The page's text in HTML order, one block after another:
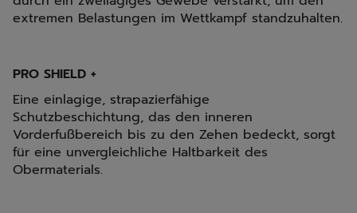
extremen Belastungen im Wettkampf standzuhalten.
PRO SHIELD +
Eine einlagige, strapazierfähige
Schutzbeschichtung, das den inneren
Vorderfußbereich bis zu den Zehen bedeckt, sorgt
für eine unvergleichliche Haltbarkeit des
Obermaterials.